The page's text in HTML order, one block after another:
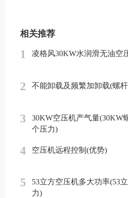
相关推荐
1 凌格风30KW水润滑无油空
2 不能卸载及频繁加卸载(螺
3
30KW空压机产气量(30KW
个压力)
4 空压机远程控制(优势)
5
53立方空压机多大功率(53
力)